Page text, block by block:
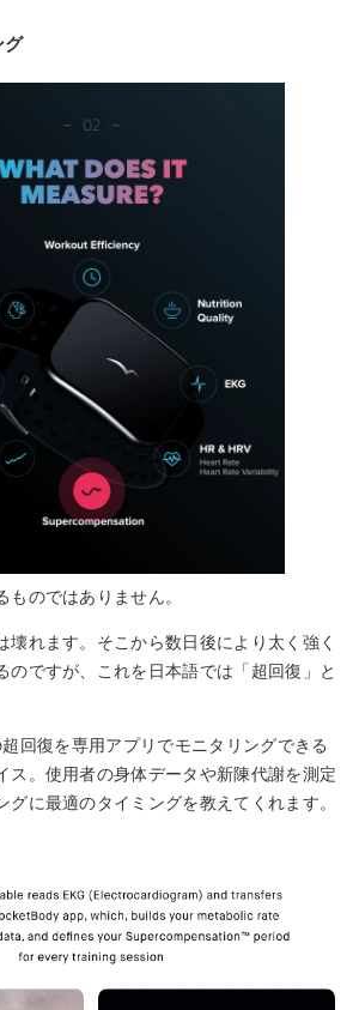
グ
のではありません。
壊れます。そこから数日後により太く強く
のですが、これを日本語では「超回復」と
回復を専用アプリでモニタリングできる
ス。使用者の身体データや新陳代謝を測定
グに最適のタイミングを教えてくれます。